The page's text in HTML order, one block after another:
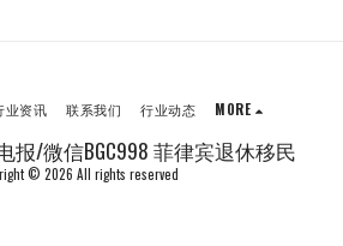
报/微信BGC998 菲律宾退休移民
© 2026 All rights reserved
业资讯 联系我们 行业动态 MORE